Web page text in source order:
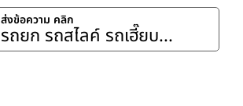
ส่งข้อความ คลิก
รถยก รถสไลค์ รถเฮี๊ยบ...